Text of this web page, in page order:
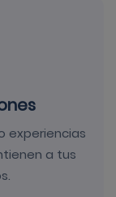
experiencias
a tus